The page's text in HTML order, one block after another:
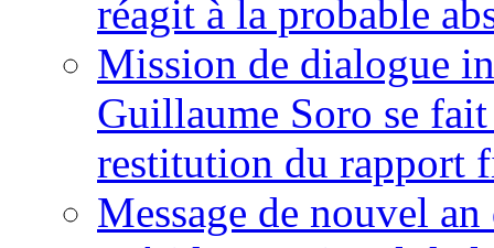
réagit à la probable
Mission de dialogue
Guillaume Soro se
restitution du rapport
Message de nouvel